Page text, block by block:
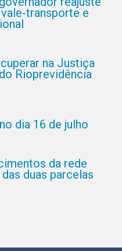
transporte e
na Justiça
Rioprevidência
dia 16 de julho
da rede
duas parcelas